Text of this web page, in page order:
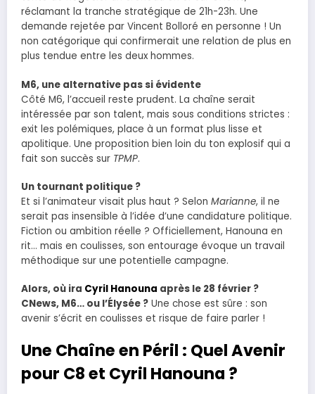
réclamant la tranche stratégique de 21h-23h. Une
demande rejetée par Vincent Bolloré en personne ! Un
non catégorique qui confirmerait une relation de plus en
plus tendue entre les deux hommes.
M6, une alternative pas si évidente
Côté M6, l’accueil reste prudent. La chaîne serait
intéressée par son talent, mais sous conditions strictes :
exit les polémiques, place à un format plus lisse et
apolitique. Une proposition bien loin du ton explosif qui a
fait son succès sur TPMP.
Un tournant politique ?
Et si l’animateur visait plus haut ? Selon Marianne, il ne
serait pas insensible à l’idée d’une candidature politique.
Fiction ou ambition réelle ? Officiellement, Hanouna en
rit… mais en coulisses, son entourage évoque un travail
méthodique sur une potentielle campagne.
Alors, où ira Cyril Hanouna après le 28 février ?
CNews, M6… ou l’Élysée ? Une chose est sûre : son
avenir s’écrit en coulisses et risque de faire parler !
Une Chaîne en Péril : Quel Avenir
pour C8 et Cyril Hanouna ?